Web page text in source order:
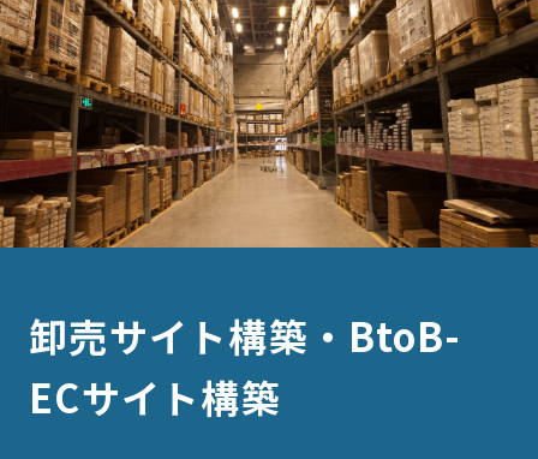
卸売サイト構築・BtoB-
ECサイト構築